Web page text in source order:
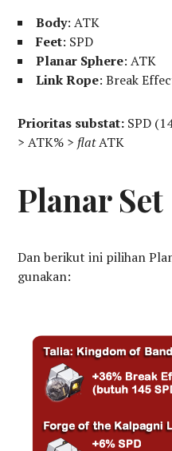
Body: ATK
Feet: SPD
Planar Sphere: ATK
Link Rope: Break
Prioritas substat: SPD
> ATK% > flatATK
Planar Set
Dan berikut ini pilihan
gunakan: